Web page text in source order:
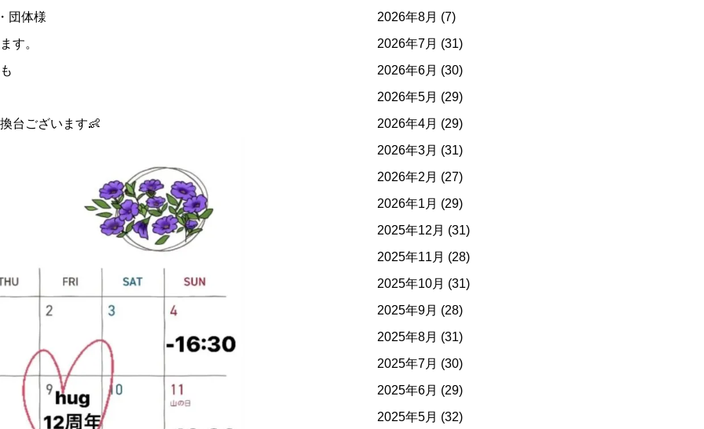
団体様
す。
台ございます👶
2026年8月 (7)
2026年7月 (31)
2026年6月 (30)
2026年5月 (29)
2026年4月 (29)
2026年3月 (31)
2026年2月 (27)
2026年1月 (29)
2025年12月 (31)
2025年11月 (28)
2025年10月 (31)
2025年9月 (28)
2025年8月 (31)
2025年7月 (30)
2025年6月 (29)
2025年5月 (32)